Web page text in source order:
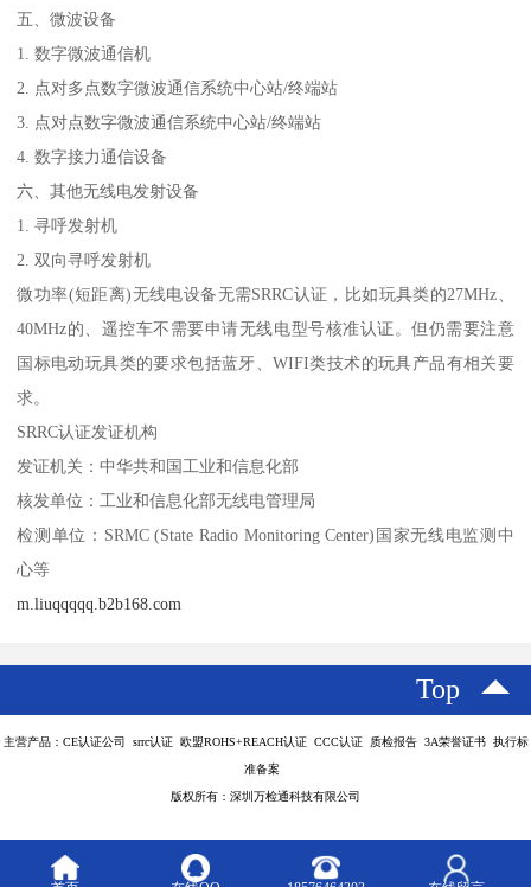
五、微波设备
1. 数字微波通信机
2. 点对多点数字微波通信系统中心站/终端站
3. 点对点数字微波通信系统中心站/终端站
4. 数字接力通信设备
六、其他无线电发射设备
1. 寻呼发射机
2. 双向寻呼发射机
微功率(短距离)无线电设备无需SRRC认证，比如玩具类的27MHz、
40MHz的、遥控车不需要申请无线电型号核准认证。但仍需要注意
国标电动玩具类的要求包括蓝牙、WIFI类技术的玩具产品有相关要
求。
SRRC认证发证机构
发证机关：中华共和国工业和信息化部
核发单位：工业和信息化部无线电管理局
检测单位：SRMC (State Radio Monitoring Center)国家无线电监测中
心等
m.liuqqqqq.b2b168.com
Top
主营产品：CE认证公司 srrc认证 欧盟ROHS+REACH认证 CCC认证 质检报告 3A荣誉证书 执行标
准备案
版权所有：深圳万检通科技有限公司